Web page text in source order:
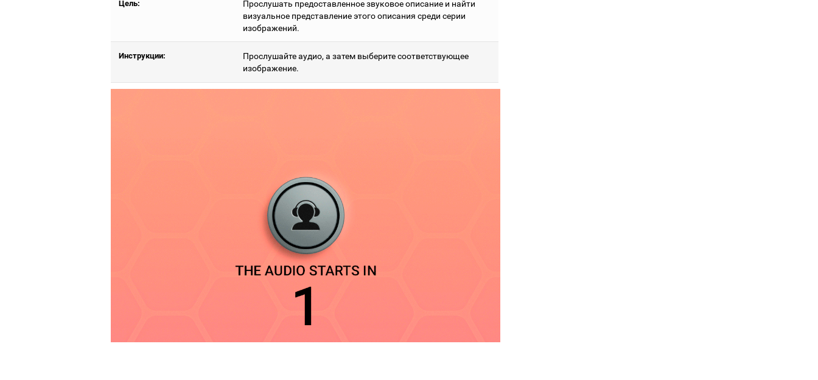
Цель:
Прослушать предоставленное звуковое описание и найти
визуальное представление этого описания среди серии
изображений.
Инструкции:
Прослушайте аудио, а затем выберите соответствующее
изображение.